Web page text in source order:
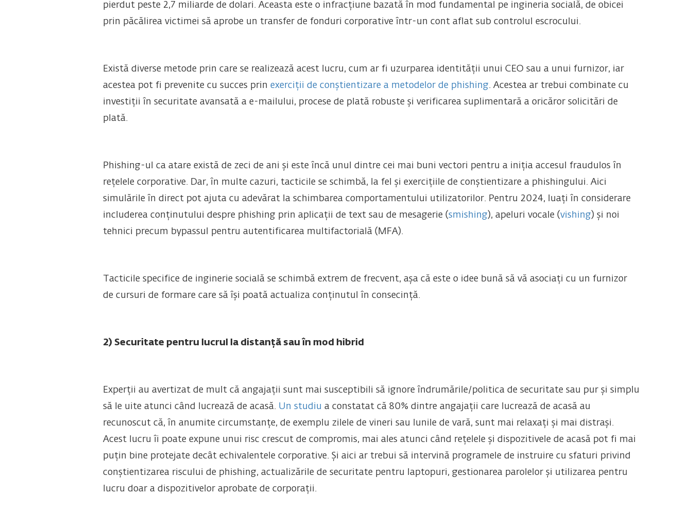
pierdut peste 2,7 miliarde de dolari. Aceasta este o infracțiune bazată în mod fundamental pe ingineria socială, de obicei
prin păcălirea victimei să aprobe un transfer de fonduri corporative într-un cont aflat sub controlul escrocului.
Există diverse metode prin care se realizează acest lucru, cum ar fi uzurparea identității unui CEO sau a unui furnizor, iar
acestea pot fi prevenite cu succes prin exerciții de conștientizare a metodelor de phishing. Acestea ar trebui combinate cu
investiții în securitate avansată a e-mailului, procese de plată robuste și verificarea suplimentară a oricăror solicitări de
plată.
Phishing-ul ca atare există de zeci de ani și este încă unul dintre cei mai buni vectori pentru a iniția accesul fraudulos în
rețelele corporative. Dar, în multe cazuri, tacticile se schimbă, la fel și exercițiile de conștientizare a phishingului. Aici
simulările în direct pot ajuta cu adevărat la schimbarea comportamentului utilizatorilor. Pentru 2024, luați în considerare
includerea conținutului despre phishing prin aplicații de text sau de mesagerie (smishing), apeluri vocale (vishing) și noi
tehnici precum bypassul pentru autentificarea multifactorială (MFA).
Tacticile specifice de inginerie socială se schimbă extrem de frecvent, așa că este o idee bună să vă asociați cu un furnizor
de cursuri de formare care să își poată actualiza conținutul în consecință.
2) Securitate pentru lucrul la distanță sau în mod hibrid
Experții au avertizat de mult că angajații sunt mai susceptibili să ignore îndrumările/politica de securitate sau pur și simplu
să le uite atunci când lucrează de acasă. Un studiu a constatat că 80% dintre angajații care lucrează de acasă au
recunoscut că, în anumite circumstanțe, de exemplu zilele de vineri sau lunile de vară, sunt mai relaxați și mai distrași.
Acest lucru îi poate expune unui risc crescut de compromis, mai ales atunci când rețelele și dispozitivele de acasă pot fi mai
puțin bine protejate decât echivalentele corporative. Și aici ar trebui să intervină programele de instruire cu sfaturi privind
conștientizarea riscului de phishing, actualizările de securitate pentru laptopuri, gestionarea parolelor și utilizarea pentru
lucru doar a dispozitivelor aprobate de corporații.